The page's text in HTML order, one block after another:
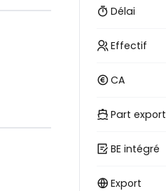
Délai
Effectif
CA
Part export
BE intégré
Export